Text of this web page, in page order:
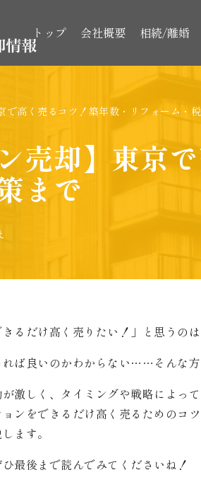
トップ 会社概要 相続/離婚
で高く売るコツ！築年数・リフォーム・
売却】東京
まで
るだけ高く売りたい！」と思うのは
ば良いのかわからない……そんな
激しく、タイミングや戦略によっ
ンをできるだけ高く売るためのコ
ます。
最後まで読んでみてくださいね！